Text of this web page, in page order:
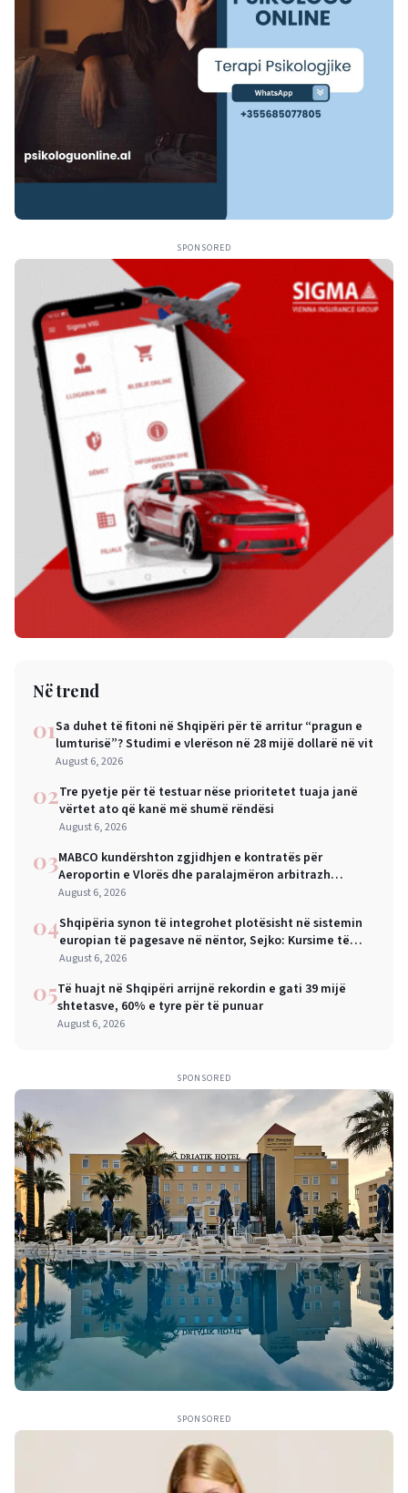
SPONSORED
Në trend
01Sa duhet të fitoni në Shqipëri për të arritur “pragun e
lumturisë”? Studimi e vlerëson në 28 mijë dollarë në vit
August 6, 2026
02Tre pyetje për të testuar nëse prioritetet tuaja janë
vërtet ato që kanë më shumë rëndësi
August 6, 2026
03MABCO kundërshton zgjidhjen e kontratës për
Aeroportin e Vlorës dhe paralajmëron arbitrazh
ndërkombëtar
August 6, 2026
04Shqipëria synon të integrohet plotësisht në sistemin
europian të pagesave në nëntor, Sejko: Kursime të
mëdha për qytetarët dhe bizneset
August 6, 2026
05Të huajt në Shqipëri arrijnë rekordin e gati 39 mijë
shtetasve, 60% e tyre për të punuar
August 6, 2026
SPONSORED
SPONSORED